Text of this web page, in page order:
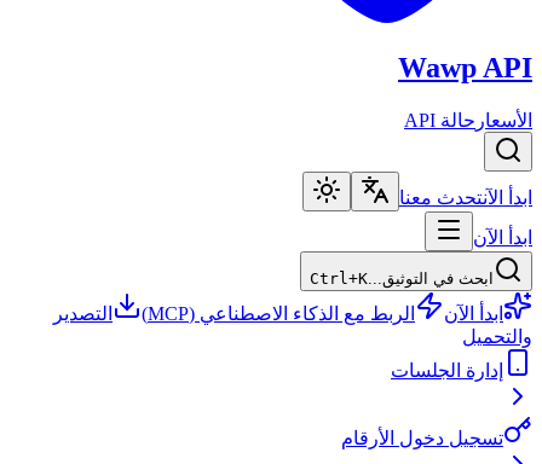
Wawp API
الأسعار حالة API
ابدأ الآنتحدث معنا
ابدأ الآن
ابحث في التوثيق... Ctrl+K
ابدأ الآن الربط مع الذكاء الاصطناعي (MCP)
التصدير
والتحميل
إدارة الجلسات
تسجيل دخول الأرقام